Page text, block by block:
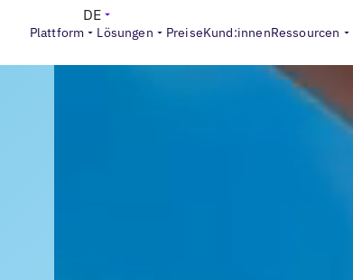
Plattform Lösungen PreiseKund:innenRessourcen
DE